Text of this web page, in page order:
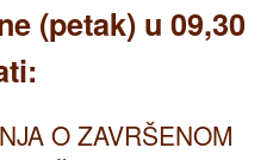
(petak) u 09,30
O ZAVRŠENOM